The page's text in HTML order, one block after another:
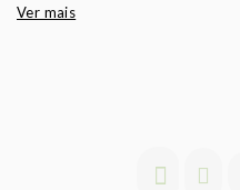
Ver mais